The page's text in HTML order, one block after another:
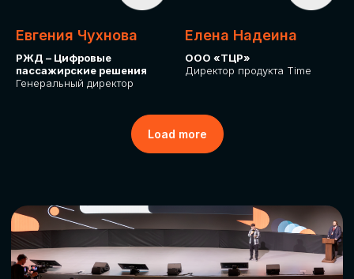
Евгения Чухнова
РЖД – Цифровые
пассажирские решения
Генеральный директор
Елена Надеина
ООО «ТЦР»
Директор продукта Time
Load more